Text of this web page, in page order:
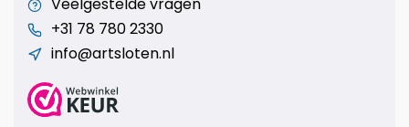
+31 78 780 2330
info@artsloten.nl